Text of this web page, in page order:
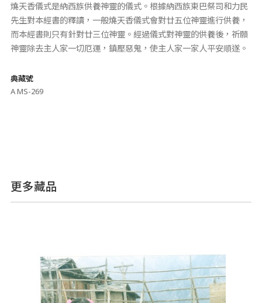
燒天香儀式是納西族供養神靈的儀式。根據納西族東巴祭司和力民
先生對本經書的釋讀，一般燒天香儀式會對廿五位神靈進行供養，
而本經書則只有針對廿三位神靈。經過儀式對神靈的供養後，祈願
神靈除去主人家一切厄運，鎮壓惡鬼，使主人家一家人平安順遂。
典藏號
A MS-269
更多藏品